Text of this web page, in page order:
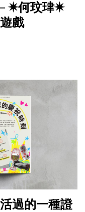
✷何玟珒✷
戲
過的一種證